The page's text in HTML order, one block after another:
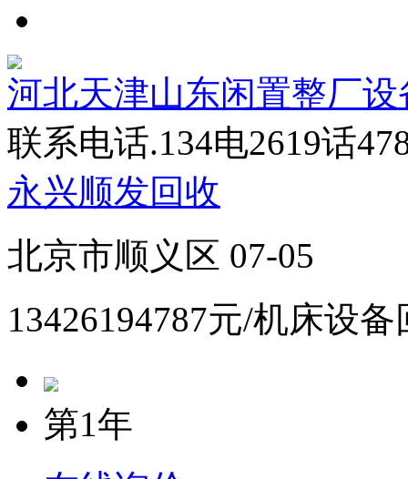
河北天津山东闲置整厂
联系电话.134电2619话
永兴顺发回收
北京市顺义区 07-05
13426194787元/机床设
第1年